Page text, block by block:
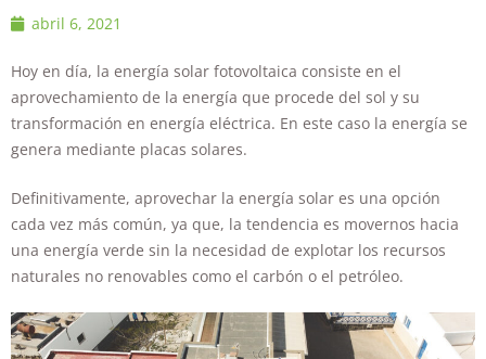
abril 6, 2021
Hoy en día, la energía solar fotovoltaica consiste en el
aprovechamiento de la energía que procede del sol y su
transformación en energía eléctrica. En este caso la energía se
genera mediante placas solares.
Definitivamente, aprovechar la energía solar es una opción
cada vez más común, ya que, la tendencia es movernos hacia
una energía verde sin la necesidad de explotar los recursos
naturales no renovables como el carbón o el petróleo.